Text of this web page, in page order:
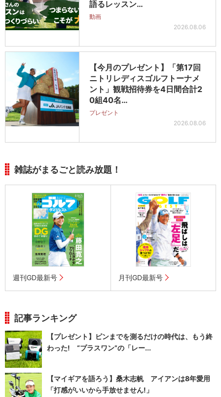
語るレッスン…
動画
2026.08.06
【今月のプレゼント】「第17回
ニトリレディスゴルフトーナメ
ント」観戦招待券を4日間合計2
0組40名…
プレゼント
2026.08.06
雑誌がまるごと読み放題！
週刊GD最新号 月刊GD最新号
記事ランキング
【プレゼント】ピンまでを測るだけの時代は、もう終
わった! “プラスワン”の「レー...
【マイギアを語ろう】桑木志帆 アイアンは8年愛用
「打感がいいから手放せません!」